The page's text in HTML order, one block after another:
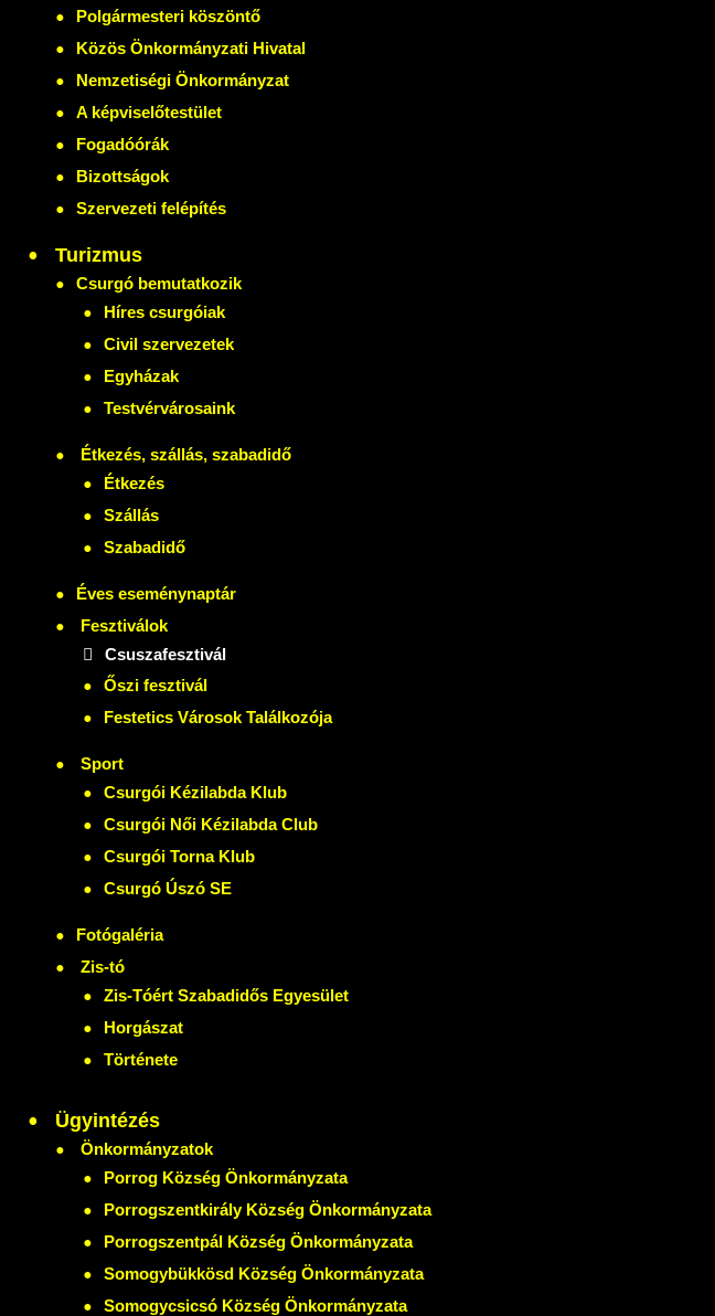
Polgármesteri köszöntő
Közös Önkormányzati Hivatal
Nemzetiségi Önkormányzat
A képviselőtestület
Fogadóórák
Bizottságok
Szervezeti felépítés
Turizmus
Csurgó bemutatkozik
Híres csurgóiak
Civil szervezetek
Egyházak
Testvérvárosaink
Étkezés, szállás, szabadidő
Étkezés
Szállás
Szabadidő
Éves eseménynaptár
Fesztiválok
Csuszafesztivál
Őszi fesztivál
Festetics Városok Találkozója
Sport
Csurgói Kézilabda Klub
Csurgói Női Kézilabda Club
Csurgói Torna Klub
Csurgó Úszó SE
Fotógaléria
Zis-tó
Zis-Tóért Szabadidős Egyesület
Horgászat
Története
Ügyintézés
Önkormányzatok
Porrog Község Önkormányzata
Porrogszentkirály Község Önkormányzata
Porrogszentpál Község Önkormányzata
Somogybükkösd Község Önkormányzata
Somogycsicsó Község Önkormányzata